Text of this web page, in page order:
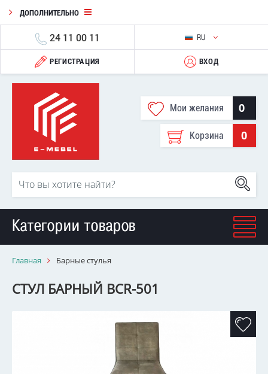
ДОПОЛНИТЕЛЬНО
24 11 00 11 RU
РЕГИСТРАЦИЯ ВХОД
Мои желания 0
Корзина 0
Категории товаров
Главная Барные стулья
СТУЛ БАРНЫЙ BCR-501